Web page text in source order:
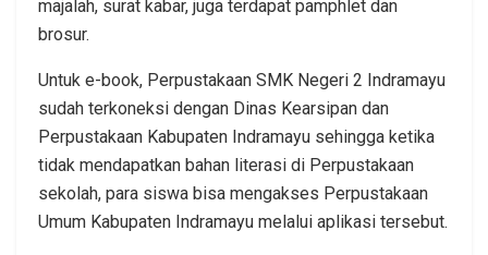
majalah, surat kabar, juga terdapat pamphlet dan
brosur.
Untuk e-book, Perpustakaan SMK Negeri 2 Indramayu
sudah terkoneksi dengan Dinas Kearsipan dan
Perpustakaan Kabupaten Indramayu sehingga ketika
tidak mendapatkan bahan literasi di Perpustakaan
sekolah, para siswa bisa mengakses Perpustakaan
Umum Kabupaten Indramayu melalui aplikasi tersebut.